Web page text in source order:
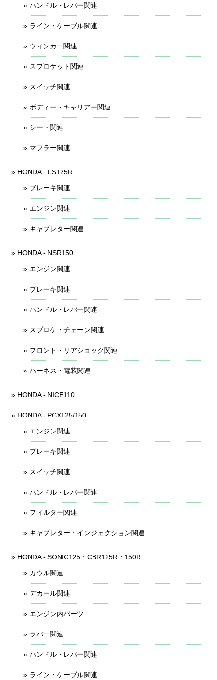
ハンドル・レバー関連
ライン・ケーブル関連
ウィンカー関連
スプロケット関連
スイッチ関連
ボディー・キャリアー関連
シート関連
マフラー関連
HONDA LS125R
ブレーキ関連
エンジン関連
キャブレター関連
HONDA - NSR150
エンジン関連
ブレーキ関連
ハンドル・レバー関連
スプロケ・チェーン関連
フロント・リアショック関連
ハーネス・電装関連
HONDA - NICE110
HONDA - PCX125/150
エンジン関連
ブレーキ関連
スイッチ関連
ハンドル・レバー関連
フィルター関連
キャブレター・インジェクション関連
HONDA - SONIC125・CBR125R・150R
カウル関連
デカール関連
エンジン内パーツ
ラバー関連
ハンドル・レバー関連
ライン・ケーブル関連